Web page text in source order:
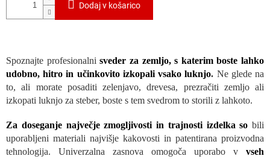
Dodaj v košarico
Spoznajte profesionalnisveder za zemljo, s katerim boste lahko
udobno, hitro in učinkovito izkopali vsako luknjo. Ne glede na
to, ali morate posaditi zelenjavo, drevesa, prezračiti zemljo ali
izkopati luknjo za steber, boste s tem svedrom to storili z lahkoto.
Za doseganje največje zmogljivosti in trajnosti izdelka so bili
uporabljeni materiali najvišje kakovosti in patentirana proizvodna
tehnologija. Univerzalna zasnova omogoča uporabo v vseh